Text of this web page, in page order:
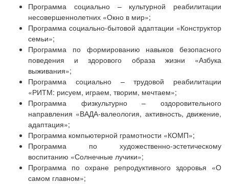
Программа социально – культурной реабилитации
несовершеннолетних «Окно в мир»;
Программа социально-бытовой адаптации «Конструктор
семьи»;
Программа по формированию навыков безопасного
поведения и здорового образа жизни «Азбука
выживания»;
Программа социально – трудовой реабилитации
«РИТМ: рисуем, играем, творим, мечтаем»;
Программа физкультурно – оздоровительного
направления «ВАДА-валеология, активность, движение,
адаптация»;
Программа компьютерной грамотности «КОМП»;
Программа по художественно-эстетическому
воспитанию «Солнечные лучики»;
Программа по охране репродуктивного здоровья «О
самом главном»;